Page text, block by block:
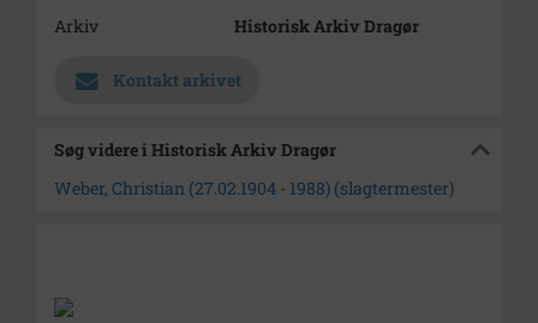
Arkiv
Historisk Arkiv Dragør
Kontakt arkivet
Søg videre i Historisk Arkiv Dragør
Weber, Christian (27.02.1904 - 1988) (slagtermester)